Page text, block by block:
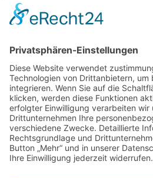
Kontakt
Königstraße 28
70173 Stuttgart
T: 0711 29 39 20
kontakt@kaestner-stuttgart.de
Unsere Öffnungszeiten
Montag bis Samstag:
10:00 Uhr – 19:00 Uhr
Pflichtangaben